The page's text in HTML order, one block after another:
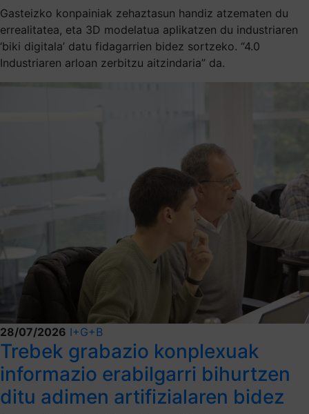
Gasteizko konpainiak zehaztasun handiz atzematen du
errealitatea, eta 3D modelatua aplikatzen du industriaren
‘biki digitala’ datu fidagarrien bidez sortzeko. “4.0
Industriaren arloan zerbitzu aitzindaria” da.
28/07/2026 I+G+B
Trebek grabazio konplexuak
informazio erabilgarri bihurtzen
ditu adimen artifizialaren bidez